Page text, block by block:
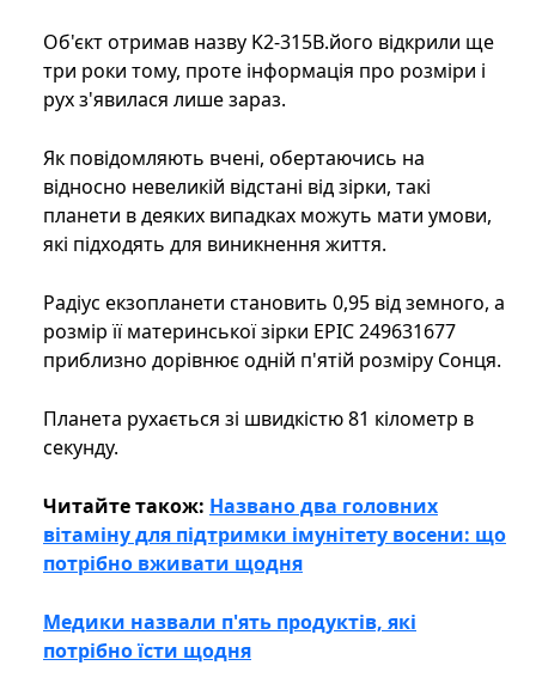
Об'єкт отримав назву K2-315B.його відкрили ще
три роки тому, проте інформація про розміри і
рух з'явилася лише зараз.
Як повідомляють вчені, обертаючись на
відносно невеликій відстані від зірки, такі
планети в деяких випадках можуть мати умови,
які підходять для виникнення життя.
Радіус екзопланети становить 0,95 від земного, а
розмір її материнської зірки EPIC 249631677
приблизно дорівнює одній п'ятій розміру Сонця.
Планета рухається зі швидкістю 81 кілометр в
секунду.
Читайте також: Названо два головних
вітаміну для підтримки імунітету восени: що
потрібно вживати щодня
Медики назвали п'ять продуктів, які
потрібно їсти щодня